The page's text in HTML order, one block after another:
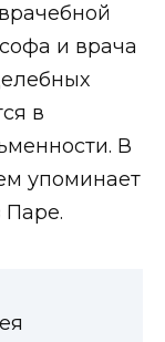
и врача
в
В
упоминает
Паре.